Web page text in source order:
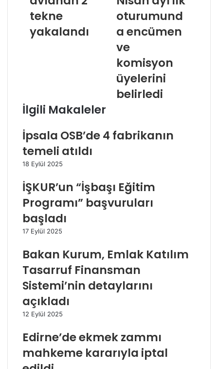
tekne
yakalandı
oturumund
a encümen
ve
komisyon
üyelerini
belirledi
İlgili Makaleler
İpsala OSB’de 4 fabrikanın
temeli atıldı
18 Eylül 2025
İŞKUR’un “İşbaşı Eğitim
Programı” başvuruları
başladı
17 Eylül 2025
Bakan Kurum, Emlak Katılım
Tasarruf Finansman
Sistemi’nin detaylarını
açıkladı
12 Eylül 2025
Edirne’de ekmek zammı
mahkeme kararıyla iptal